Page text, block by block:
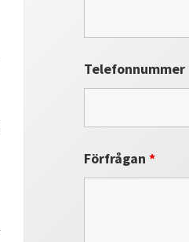
Telefonnummer
Förfrågan*